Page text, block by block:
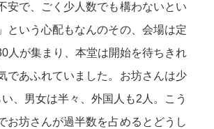
安で、ごく少人数でも構わないとい
という心配もなんのその、会場は定
人が集まり、本堂は開始を待ちきれ
であふれていました。お坊さんは少
、男女は半々、外国人も2人。こう
お坊さんが過半数を占めるとどうし